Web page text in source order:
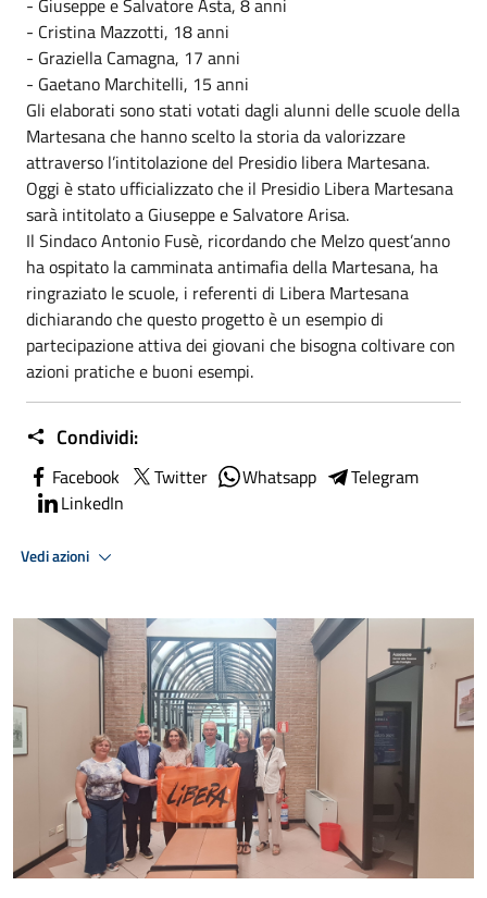
- Giuseppe e Salvatore Asta, 8 anni
- Cristina Mazzotti, 18 anni
- Graziella Camagna, 17 anni
- Gaetano Marchitelli, 15 anni
Gli elaborati sono stati votati dagli alunni delle scuole della
Martesana che hanno scelto la storia da valorizzare
attraverso l’intitolazione del Presidio libera Martesana.
Oggi è stato ufficializzato che il Presidio Libera Martesana
sarà intitolato a Giuseppe e Salvatore Arisa.
Il Sindaco Antonio Fusè, ricordando che Melzo quest’anno
ha ospitato la camminata antimafia della Martesana, ha
ringraziato le scuole, i referenti di Libera Martesana
dichiarando che questo progetto è un esempio di
partecipazione attiva dei giovani che bisogna coltivare con
azioni pratiche e buoni esempi.
Condividi:
Facebook Twitter Whatsapp
Telegram
LinkedIn
Vedi azioni